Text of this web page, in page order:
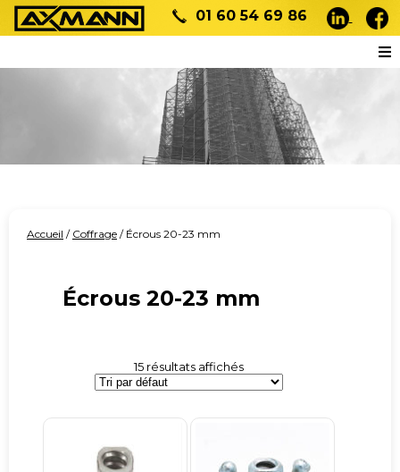
01 60 54 69 86
Accueil / Coffrage / Écrous 20-23 mm
Écrous 20-23 mm
15 résultats affichés